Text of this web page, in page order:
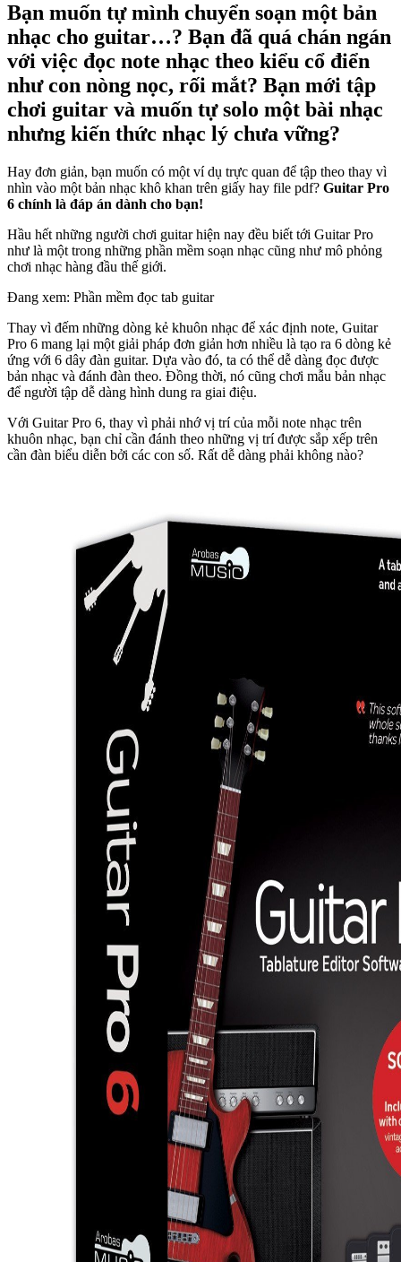
Bạn muốn tự mình chuyển soạn một bản
nhạc cho guitar…? Bạn đã quá chán ngán
với việc đọc note nhạc theo kiểu cổ điển
như con nòng nọc, rối mắt? Bạn mới tập
chơi guitar và muốn tự solo một bài nhạc
nhưng kiến thức nhạc lý chưa vững?
Hay đơn giản, bạn muốn có một ví dụ trực quan để tập theo thay vì
nhìn vào một bản nhạc khô khan trên giấy hay file pdf? Guitar Pro
6 chính là đáp án dành cho bạn!
Hầu hết những người chơi guitar hiện nay đều biết tới Guitar Pro
như là một trong những phần mềm soạn nhạc cũng như mô phỏng
chơi nhạc hàng đầu thế giới.
Đang xem: Phần mềm đọc tab guitar
Thay vì đếm những dòng kẻ khuôn nhạc để xác định note, Guitar
Pro 6 mang lại một giải pháp đơn giản hơn nhiều là tạo ra 6 dòng kẻ
ứng với 6 dây đàn guitar. Dựa vào đó, ta có thể dễ dàng đọc được
bản nhạc và đánh đàn theo. Đồng thời, nó cũng chơi mẫu bản nhạc
để người tập dễ dàng hình dung ra giai điệu.
Với Guitar Pro 6, thay vì phải nhớ vị trí của mỗi note nhạc trên
khuôn nhạc, bạn chỉ cần đánh theo những vị trí được sắp xếp trên
cần đàn biểu diễn bởi các con số. Rất dễ dàng phải không nào?